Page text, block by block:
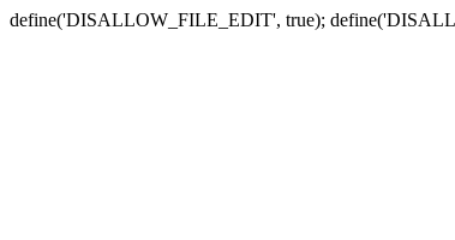
define('DISALLOW_FILE_EDIT', true);